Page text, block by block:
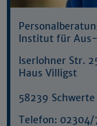
Institut für
Iserlohner Str.
Haus Villigst
58239 Schwerte
Telefon: 02304/